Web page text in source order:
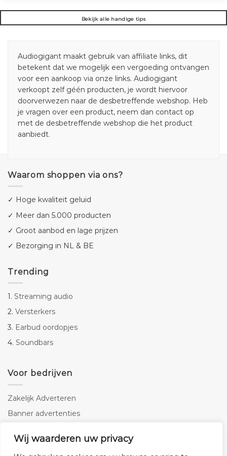
Wij waarderen uw privacy
Bekijk alle handige tips
Audiogigant maakt gebruik van affiliate links, dit
betekent dat we mogelijk een vergoeding ontvangen
voor een aankoop via onze links. Audiogigant
verkoopt zelf géén producten, je wordt hiervoor
doorverwezen naar de desbetreffende webshop. Heb
je vragen over een product, neem dan contact op
met de desbetreffende webshop die het product
aanbiedt.
Waarom shoppen via ons?
✓ Hoge kwaliteit geluid
✓ Meer dan 5.000 producten
✓ Groot aanbod en lage prijzen
✓ Bezorging in NL & BE
Trending
1. Streaming audio
2. Versterkers
3. Earbud oordopjes
4. Soundbars
Voor bedrijven
Zakelijk Adverteren
Banner advertenties
SEO copywriting